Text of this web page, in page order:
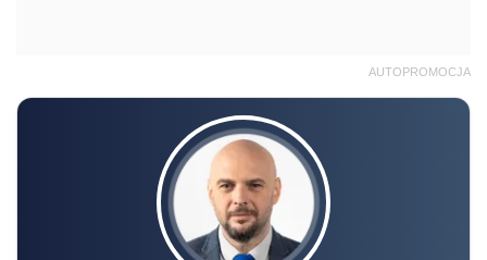
AUTOPROMOCJA